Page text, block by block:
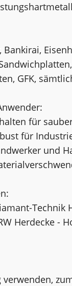
Bankirai,
GFK,
für
für
und
Technik
Herdecke -